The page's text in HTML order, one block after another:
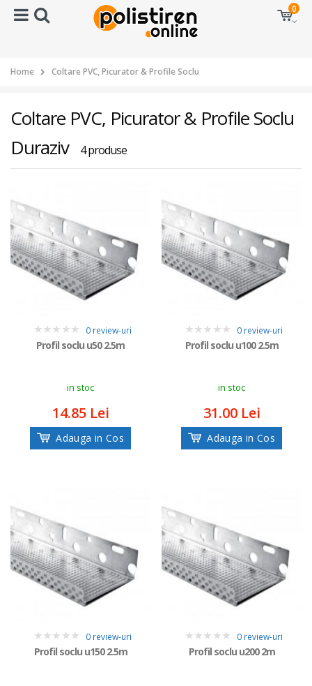
0
Home Coltare PVC, Picurator & Profile Soclu
Coltare PVC, Picurator & Profile Soclu
Duraziv
4 produse
0 review-uri
Profil soclu u50 2.5m
in stoc
14.85 Lei
Adauga in Cos
0 review-uri
Profil soclu u100 2.5m
in stoc
31.00 Lei
Adauga in Cos
0 review-uri
Profil soclu u150 2.5m
0 review-uri
Profil soclu u200 2m